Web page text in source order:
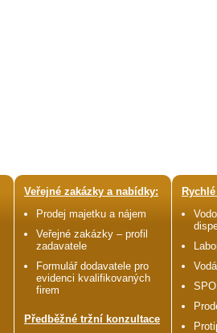
Veřejné zakázky a nabídky:
Prodej majetku a nájem
Veřejné zakázky – profil
zadavatele
Formulář dodavatele pro
evidenci kvalifikovaných
firem
Předběžné tržní konzultace